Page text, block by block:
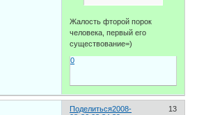
Жалость фторой порок
человека, первый его
существование=)
0
Поделиться 13
2008-